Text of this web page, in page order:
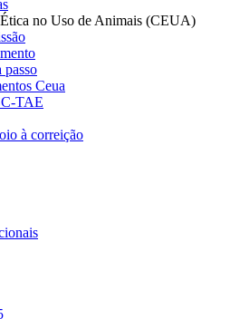
no Uso de Animais (CEUA)
passo
Ceua
TAE
à correição